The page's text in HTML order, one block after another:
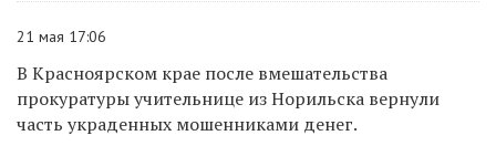
21 мая 17:06
В Красноярском крае после вмешательства
прокуратуры учительнице из Норильска вернули
часть украденных мошенниками денег.